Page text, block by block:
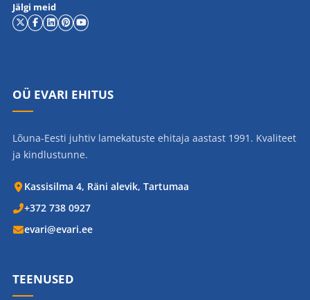
Jälgi meid
OÜ EVARI EHITUS
Lõuna-Eesti juhtiv lamekatuste ehitaja aastast 1991. Kvaliteet
ja kindlustunne.
Kassisilma 4, Räni alevik, Tartumaa
+372 738 0927
evari@evari.ee
TEENUSED